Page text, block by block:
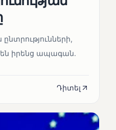
իրենց ապագան.
Դիտել